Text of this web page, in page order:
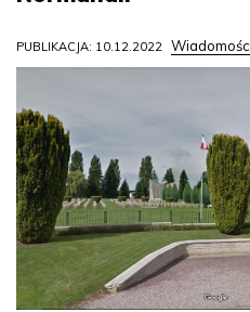
PUBLIKACJA: 10.12.2022